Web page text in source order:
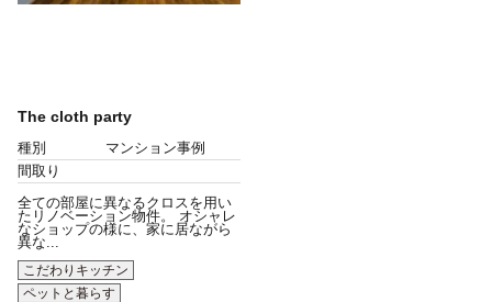
The cloth party
種別
マンション事例
間取り
全ての部屋に異なるクロスを用い
たリノベーション物件。 オシャレ
なショップの様に、家に居ながら
異な...
こだわりキッチン
ペットと暮らす